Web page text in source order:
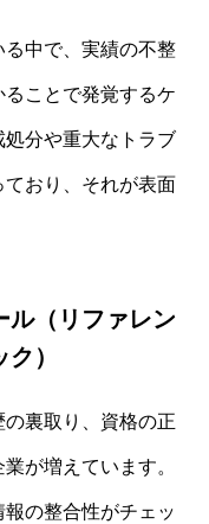
中で、実績の不整
ことで発覚するケ
分や重大なトラブ
おり、それが表面
ル（リファレン
）
裏取り、資格の正
が増えています。
の整合性がチェッ